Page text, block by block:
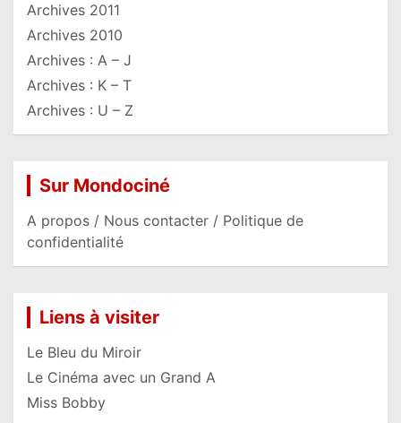
Archives 2011
Archives 2010
Archives : A – J
Archives : K – T
Archives : U – Z
Sur Mondociné
A propos / Nous contacter / Politique de
confidentialité
Liens à visiter
Le Bleu du Miroir
Le Cinéma avec un Grand A
Miss Bobby